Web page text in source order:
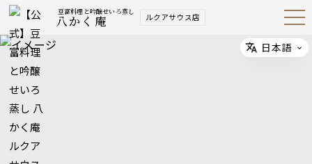
豆富料理と吟醸せいろ蒸し
八かく庵 ルクアサウス店 Open
Navig
Select
日本語